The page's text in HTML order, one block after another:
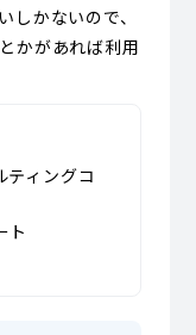
しかないので、
かがあれば利用
ティングコ
ト